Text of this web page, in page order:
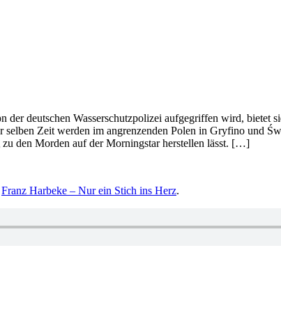
deutschen Wasserschutzpolizei aufgegriffen wird, bietet
Zeit werden im angrenzenden Polen in Gryfino und
den Morden auf der Morningstar herstellen lässt. […]
Franz Harbeke – Nur ein Stich ins Herz.